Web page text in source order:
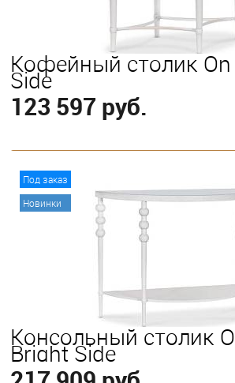
Кофейный столик
Side
123 597 руб.
Под заказ
Новинки
Консольный столик
Bright Side